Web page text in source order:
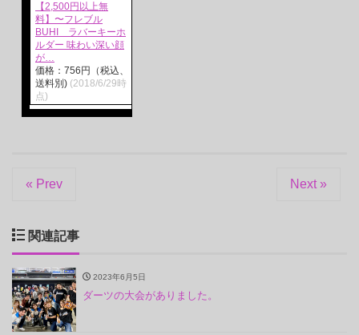
【2,500円以上無
料】〜フレブル
BUHI ラバーキーホ
ルダー 味わい深い顔
が…
価格：756円（税込、
送料別) (2018/6/29時
点)
« Prev Next »
関連記事
2023年6月5日
ダーツの大会がありました。